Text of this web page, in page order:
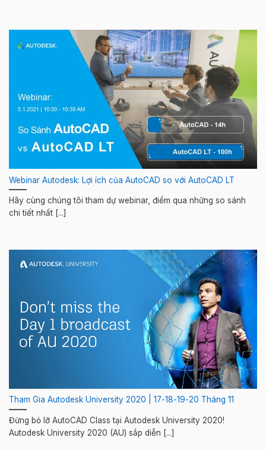
Webinar Autodesk: Lợi ích của AutoCAD so với AutoCAD LT
Hãy cùng chúng tôi tham dự webinar, điểm qua những so sánh
chi tiết nhất [...]
Tham Gia Autodesk University 2020 | 17-18-19-20 Tháng 11
Đừng bỏ lỡ AutoCAD Class tại Autodesk University 2020!
Autodesk University 2020 (AU) sắp diễn [...]